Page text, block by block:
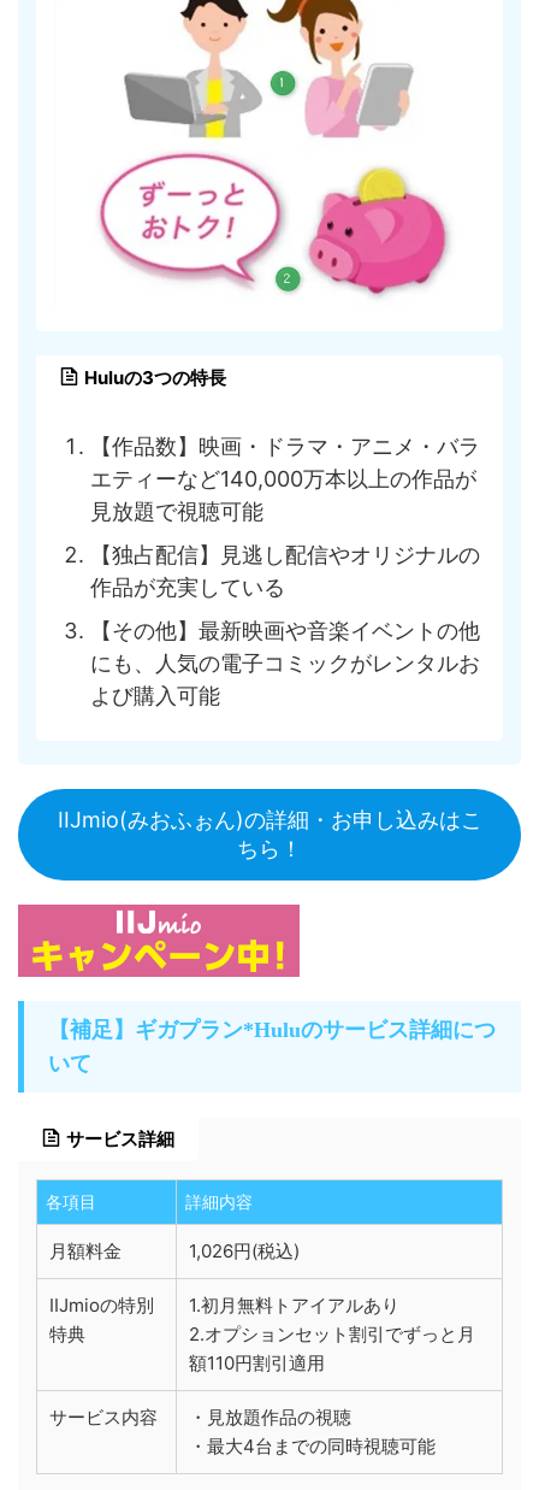
Huluの3つの特長
【作品数】映画・ドラマ・アニメ・バラ
エティーなど140,000万本以上の作品が
見放題で視聴可能
【独占配信】見逃し配信やオリジナルの
作品が充実している
【その他】最新映画や音楽イベントの他
にも、人気の電子コミックがレンタルお
よび購入可能
IIJmio(みおふぉん)の詳細・お申し込みはこ
ちら！
【補足】ギガプラン*Huluのサービス詳細につ
いて
サービス詳細
各項目 詳細内容
月額料金 1,026円(税込)
IIJmioの特別
特典
1.初月無料トアイアルあり
2.オプションセット割引でずっと月
額110円割引適用
サービス内容
・見放題作品の視聴
・最大4台までの同時視聴可能